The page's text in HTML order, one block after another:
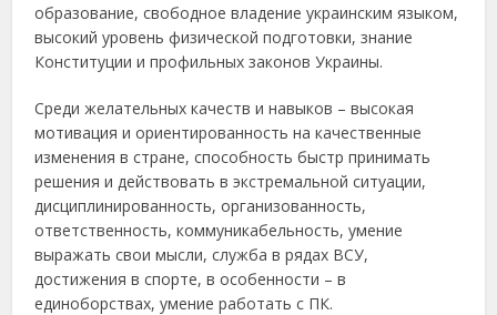
образование, свободное владение украинским языком,
высокий уровень физической подготовки, знание
Конституции и профильных законов Украины.
Среди желательных качеств и навыков – высокая
мотивация и ориентированность на качественные
изменения в стране, способность быстр принимать
решения и действовать в экстремальной ситуации,
дисциплинированность, организованность,
ответственность, коммуникабельность, умение
выражать свои мысли, служба в рядах ВСУ,
достижения в спорте, в особенности – в
единоборствах, умение работать с ПК.